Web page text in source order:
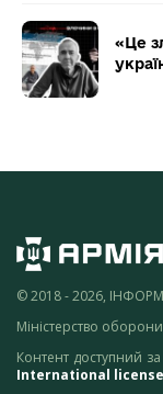
«Це
© 2018 - 2026,
Міністерство
Контент доступний за
International license